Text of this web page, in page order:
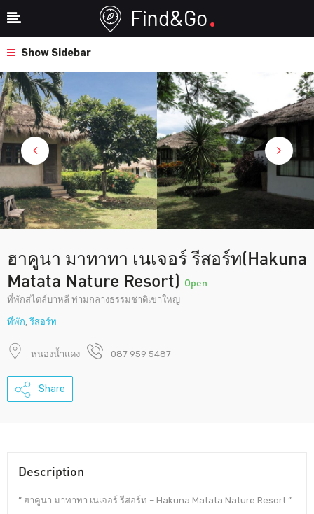
Show Sidebar
ฮาคูนา มาทาทา เนเจอร์ รีสอร์ท(Hakuna
Matata Nature Resort) Open
ที่พักสไตล์บาหลี ท่ามกลางธรรมชาติเขาใหญ่
ที่พัก, รีสอร์ท
หนองน้ำแดง 087 959 5487
Share
Description
” ฮาคูนา มาทาทา เนเจอร์ รีสอร์ท – Hakuna Matata Nature Resort ”